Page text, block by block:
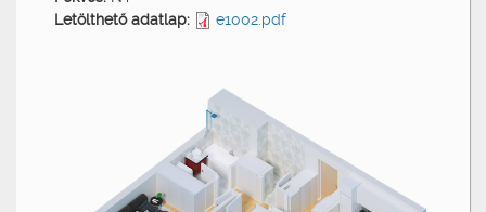
Letölthető adatlap:
e1002.pdf